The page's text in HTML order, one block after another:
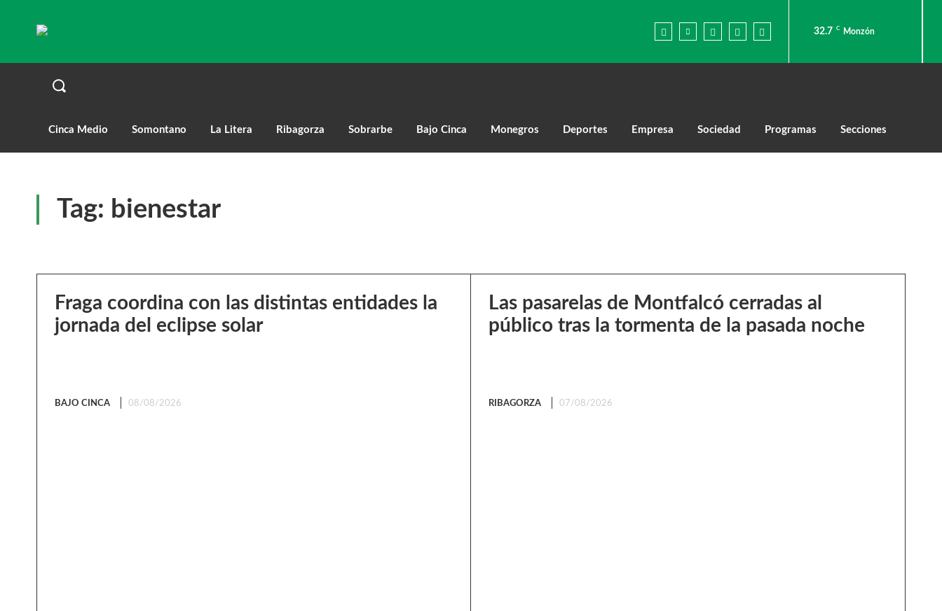
32.7 C Monzón
Cinca Medio Somontano La Litera Ribagorza Sobrarbe Bajo Cinca Monegros Deportes Empresa Sociedad Programas Secciones
Tag: bienestar
Fraga coordina con las distintas entidades la
jornada del eclipse solar
BAJO CINCA 08/08/2026
Las pasarelas de Montfalcó cerradas al
público tras la tormenta de la pasada noche
RIBAGORZA 07/08/2026